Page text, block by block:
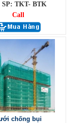
SP: TKT- BTK
Call
chống bụi